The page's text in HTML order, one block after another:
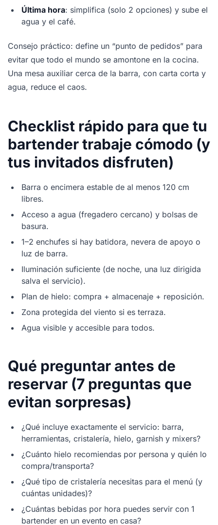
Última hora: simplifica (solo 2 opciones) y sube el
agua y el café.
Consejo práctico: define un “punto de pedidos” para
evitar que todo el mundo se amontone en la cocina.
Una mesa auxiliar cerca de la barra, con carta corta y
agua, reduce el caos.
Checklist rápido para que tu
bartender trabaje cómodo (y
tus invitados disfruten)
Barra o encimera estable de al menos 120 cm
libres.
Acceso a agua (fregadero cercano) y bolsas de
basura.
1–2 enchufes si hay batidora, nevera de apoyo o
luz de barra.
Iluminación suficiente (de noche, una luz dirigida
salva el servicio).
Plan de hielo: compra + almacenaje + reposición.
Zona protegida del viento si es terraza.
Agua visible y accesible para todos.
Qué preguntar antes de
reservar (7 preguntas que
evitan sorpresas)
¿Qué incluye exactamente el servicio: barra,
herramientas, cristalería, hielo, garnish y mixers?
¿Cuánto hielo recomiendas por persona y quién lo
compra/transporta?
¿Qué tipo de cristalería necesitas para el menú (y
cuántas unidades)?
¿Cuántas bebidas por hora puedes servir con 1
bartender en un evento en casa?